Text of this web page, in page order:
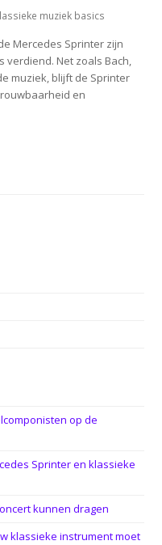
muziek basics
Mercedes Sprinter zijn
verdiend. Net zoals Bach,
muziek, blijft de Sprinter
en
op de
Sprinter en klassieke
kunnen dragen
klassieke instrument moet